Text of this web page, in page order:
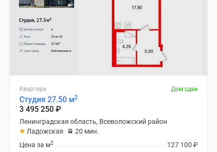
Квартира Дом сдан
Студия 27.50 м2
3 495 250 ₽
Ленинградская область, Всеволожский район
Ладожская
20 мин.
127 100 ₽
Цена за м2